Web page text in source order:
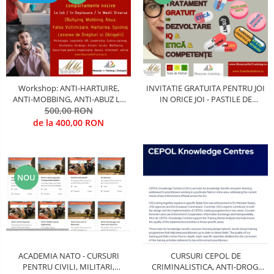
COMANDA, INTEROPERATIVITATE,
STRATEGIE, REACTIE RAPIDA,
CONTROL MILITAR SI CIVIL
LOGISTICA MILITARA SI CIVILA
Luarea Deciziilor (rapid, analitic,
fara bias, fara efect group-think)
Management
Managementul Schimbarii si
Adaptarii
Cooperare / Competitie)
OPERATIUNI AERIENE MILITARE SI
CIVILE
OPERATIUNI MARITIME MILITARE SI
CIVILE
OPERATIUNI SPATIALE MILITARE SI
CIVILE
Workshop: ANTI-HARTUIRE,
ANTI-MOBBING, ANTI-ABUZ LA
LOCUL DE MUNCA, IN
ORGANIZATII, IN DEPLASARE, IN
500,00 RON
de la 400,00 RON
INVITATIE GRATUITA PENTRU JOI
IN ORICE JOI - PASTILE DE
NOU
ACADEMIA NATO - CURSURI
PENTRU CIVILI, MILITARI,
CURSURI CEPOL DE
CRIMINALISTICA, ANTI-DROG,